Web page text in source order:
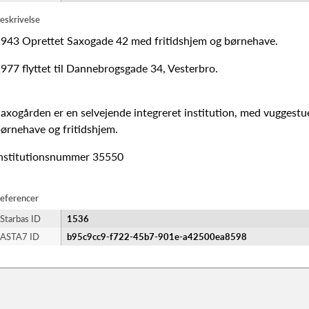
Oprettet Saxogade 42 med fritidshjem og børnehave.
flyttet til Dannebrogsgade 34, Vesterbro.
er en selvejende integreret institution, med
og fritidshjem.
35550
Starbas ID
1536
ASTA7 ID
b95c9cc9-f722-45b7-901e-a42500ea8598